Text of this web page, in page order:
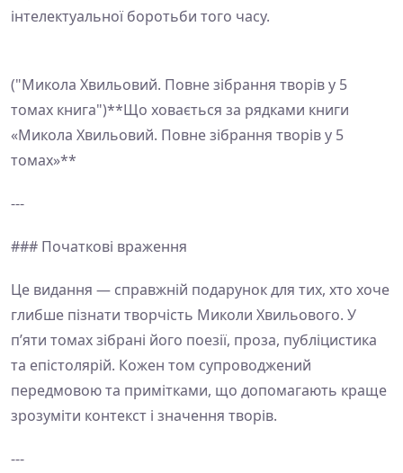
інтелектуальної боротьби того часу.
("Микола Хвильовий. Повне зібрання творів у 5
томах книга")**Що ховається за рядками книги
«Микола Хвильовий. Повне зібрання творів у 5
томах»**
---
### Початкові враження
Це видання — справжній подарунок для тих, хто хоче
глибше пізнати творчість Миколи Хвильового. У
п’яти томах зібрані його поезії, проза, публіцистика
та епістолярій. Кожен том супроводжений
передмовою та примітками, що допомагають краще
зрозуміти контекст і значення творів.
---